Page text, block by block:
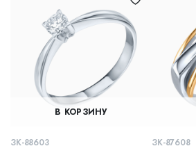
В КОРЗИНУ
ЗК-88603 ЗК-87608